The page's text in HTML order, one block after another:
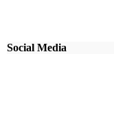
Social Media